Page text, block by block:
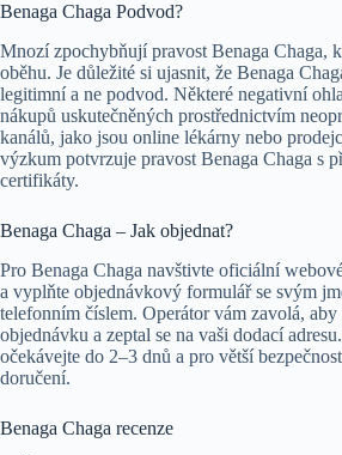
Benaga Chaga Podvod?
Mnozí zpochybňují pravost Benaga Chaga,
oběhu. Je důležité si ujasnit, že Benaga
legitimní a ne podvod. Některé negativní
nákupů uskutečněných prostřednictvím
kanálů, jako jsou online lékárny nebo
výzkum potvrzuje pravost Benaga Chaga s
certifikáty.
Benaga Chaga – Jak objednat?
Pro Benaga Chaga navštivte oficiální
a vyplňte objednávkový formulář se svým
telefonním číslem. Operátor vám zavolá,
objednávku a zeptal se na vaši dodací
očekávejte do 2–3 dnů a pro větší
doručení.
Benaga Chaga recenze